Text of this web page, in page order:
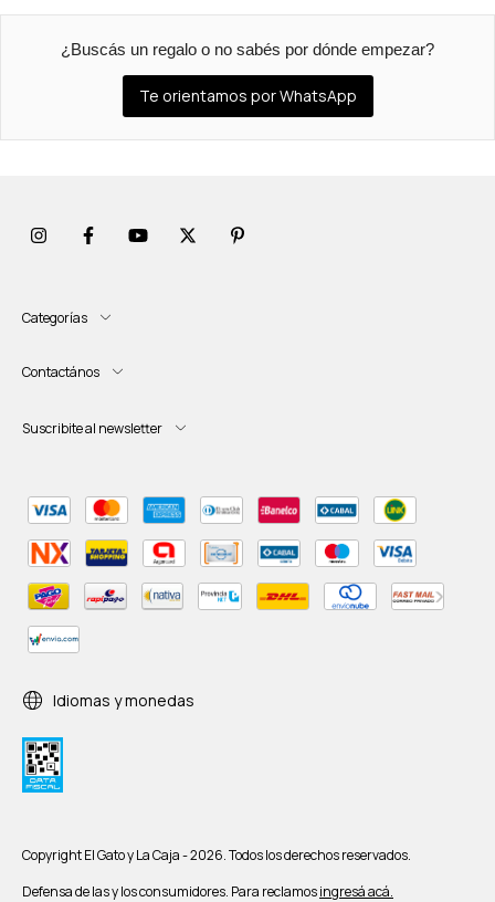
¿Buscás un regalo o no sabés por dónde empezar?
Te orientamos por WhatsApp
Categorías
Contactános
Suscribite al newsletter
Idiomas y monedas
Copyright El Gato y La Caja - 2026. Todos los derechos reservados.
Defensa de las y los consumidores. Para reclamosingresá acá.